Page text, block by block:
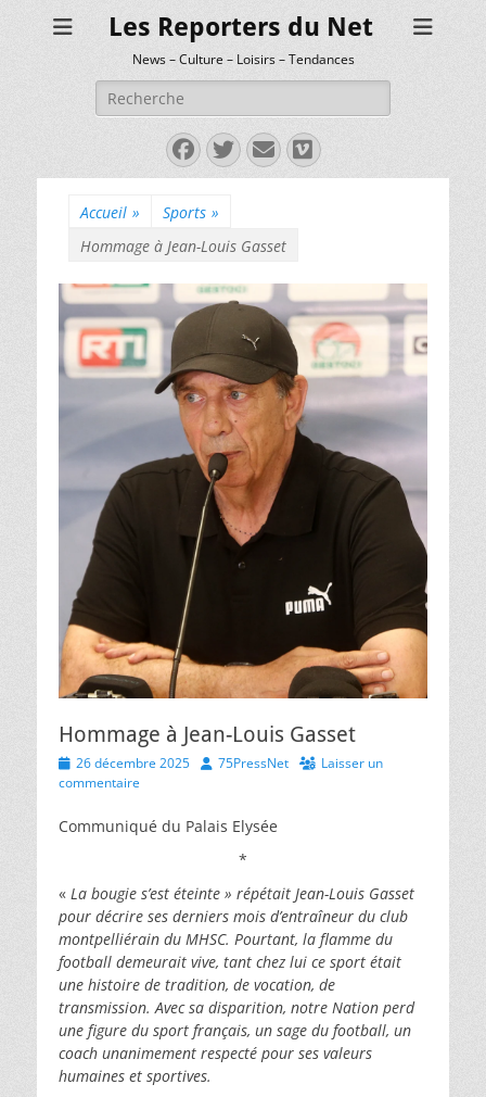
Les Reporters du Net
News – Culture – Loisirs – Tendances
Rechercher :
Facebook
Twitter
E-
mail
Vimeo
Accueil » Sports »
Hommage à Jean-Louis Gasset
Hommage à Jean-Louis Gasset
Posted
on
26 décembre 2025 Author
75PressNet
Laisser un
commentaire
Communiqué du Palais Elysée
*
« La bougie s’est éteinte » répétait Jean-Louis Gasset
pour décrire ses derniers mois d’entraîneur du club
montpelliérain du MHSC. Pourtant, la flamme du
football demeurait vive, tant chez lui ce sport était
une histoire de tradition, de vocation, de
transmission. Avec sa disparition, notre Nation perd
une figure du sport français, un sage du football, un
coach unanimement respecté pour ses valeurs
humaines et sportives.